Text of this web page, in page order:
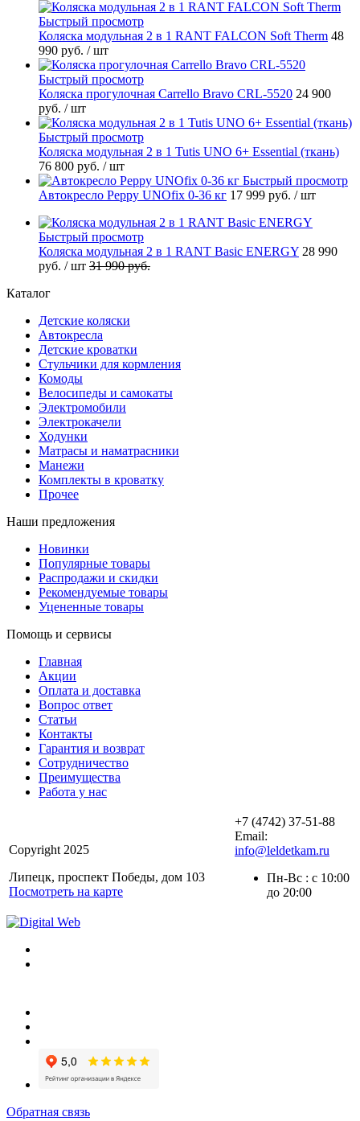
Быстрый просмотр
Коляска модульная 2 в 1 RANT FALCON Soft Therm 48
990 руб. / шт
Быстрый просмотр
Коляска прогулочная Carrello Bravo CRL-5520 24 900
руб. / шт
Быстрый просмотр
Коляска модульная 2 в 1 Tutis UNO 6+ Essential (ткань)
76 800 руб. / шт
Быстрый просмотр
Автокресло Peppy UNOfix 0-36 кг 17 999 руб. / шт
Быстрый просмотр
Коляска модульная 2 в 1 RANT Basic ENERGY 28 990
руб. / шт 31 990 руб.
Каталог
Детские коляски
Автокресла
Детские кроватки
Стульчики для кормления
Комоды
Велосипеды и самокаты
Электромобили
Электрокачели
Ходунки
Матрасы и наматрасники
Манежи
Комплекты в кроватку
Прочее
Наши предложения
Новинки
Популярные товары
Распродажи и скидки
Рекомендуемые товары
Уцененные товары
Помощь и сервисы
Главная
Акции
Оплата и доставка
Вопрос ответ
Статьи
Контакты
Гарантия и возврат
Сотрудничество
Преимущества
Работа у нас
Copyright 2025
Липецк, проспект Победы, дом 103
Посмотреть на карте
+7 (4742) 37-51-88
Email:
info@leldetkam.ru
Пн-Вс : с 10:00
до 20:00
Обратная связь